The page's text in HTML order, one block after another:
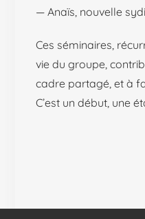
— Anaïs, nouvelle
Ces séminaires,
vie du groupe,
cadre partagé, et à
C’est un début, une